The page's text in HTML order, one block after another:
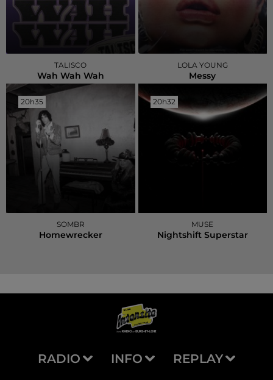
TALISCO
Wah Wah Wah
LOLA YOUNG
Messy
20h35
20h35
SOMBR
Homewrecker
20h32
20h32
MUSE
Nightshift Superstar
RADIO INFO REPLAY